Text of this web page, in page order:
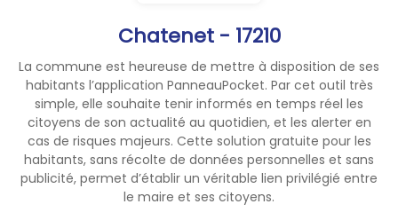
Chatenet - 17210
La commune est heureuse de mettre à disposition de ses
habitants l’application PanneauPocket. Par cet outil très
simple, elle souhaite tenir informés en temps réel les
citoyens de son actualité au quotidien, et les alerter en
cas de risques majeurs. Cette solution gratuite pour les
habitants, sans récolte de données personnelles et sans
publicité, permet d’établir un véritable lien privilégié entre
le maire et ses citoyens.
secrétariat (05.46.49.25.89
Nous invitons à en prendre
connaissance avant toute
utilisation du feu en extérieur,
afin de contribuer à la
prévention des incendies.